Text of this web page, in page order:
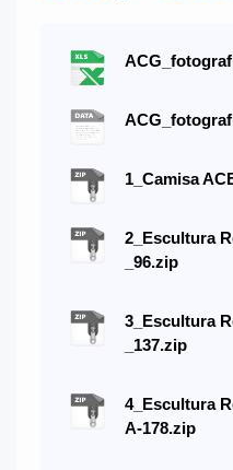
1_Camisa
2_Escultura
_96.zip
3_Escultura
_137.zip
4_Escultura
A-178.zip